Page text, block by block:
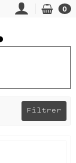
0
Filtrer